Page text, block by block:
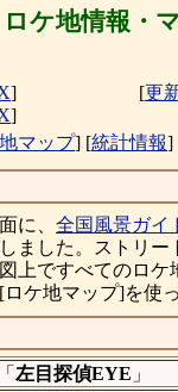
ケ地情報・マ
]
]
[更
マップ] [統計情報]
に、 全国風景ガイ
ました。ストリー
上ですべてのロケ
ケ地マップ]を使
左目探偵EYE 」